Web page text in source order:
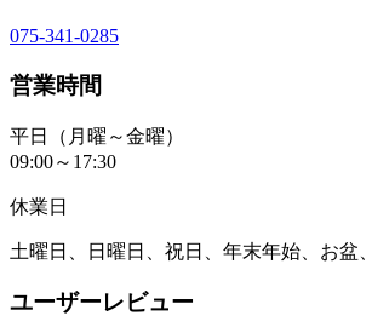
075-341-0285
営業時間
平日（月曜～金曜）
09:00～17:30
休業日
土曜日、日曜日、祝日、年末年始、お盆
ユーザーレビュー